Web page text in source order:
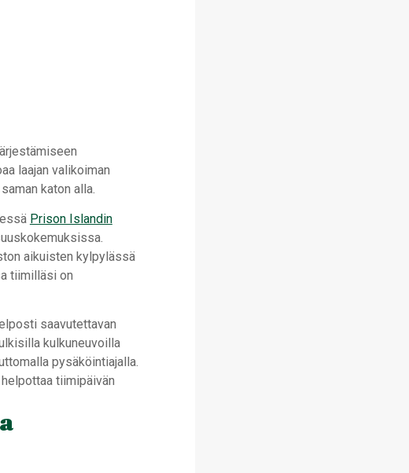
laajan valikoiman
katon alla.
Prison Islandin
aikuisten kylpylässä
tiimilläsi on
saavutettavan
kulkuneuvoilla
pysäköintiajalla.
tiimipäivän